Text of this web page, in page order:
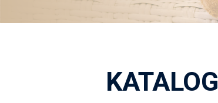
KATALOG